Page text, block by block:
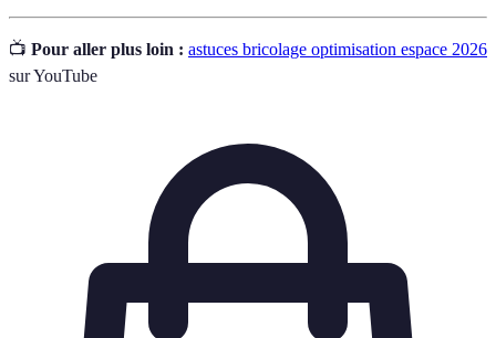
📺 Pour aller plus loin : astuces bricolage optimisation espace 2026
sur YouTube